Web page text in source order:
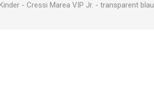
- Cressi Marea VIP Jr. - transparent blau